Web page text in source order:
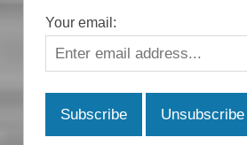
Your email: